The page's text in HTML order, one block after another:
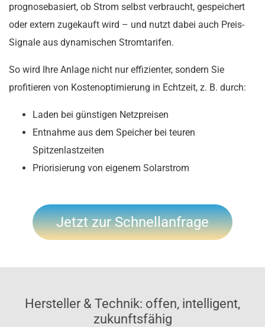
prognosebasiert, ob Strom selbst verbraucht, gespeichert
oder extern zugekauft wird – und nutzt dabei auch Preis-
Signale aus dynamischen Stromtarifen.
So wird Ihre Anlage nicht nur effizienter, sondern Sie
profitieren von Kostenoptimierung in Echtzeit, z. B. durch:
Laden bei günstigen Netzpreisen
Entnahme aus dem Speicher bei teuren
Spitzenlastzeiten
Priorisierung von eigenem Solarstrom
Jetzt zur Schnellanfrage
Hersteller & Technik: offen, intelligent,
zukunftsfähig